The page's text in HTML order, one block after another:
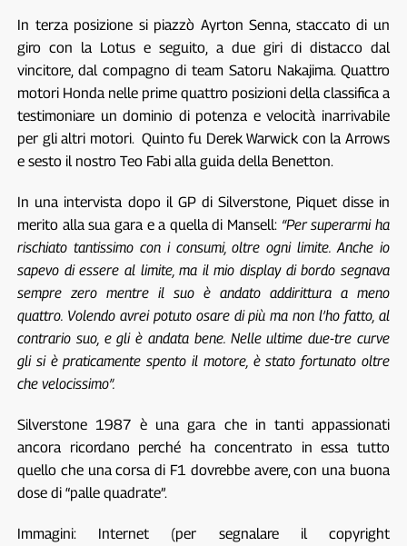
In terza posizione si piazzò Ayrton Senna, staccato di un
giro con la Lotus e seguito, a due giri di distacco dal
vincitore, dal compagno di team Satoru Nakajima. Quattro
motori Honda nelle prime quattro posizioni della classifica a
testimoniare un dominio di potenza e velocità inarrivabile
per gli altri motori. Quinto fu Derek Warwick con la Arrows
e sesto il nostro Teo Fabi alla guida della Benetton.
In una intervista dopo il GP di Silverstone, Piquet disse in
merito alla sua gara e a quella di Mansell: “Per superarmi ha
rischiato tantissimo con i consumi, oltre ogni limite. Anche io
sapevo di essere al limite, ma il mio display di bordo segnava
sempre zero mentre il suo è andato addirittura a meno
quattro. Volendo avrei potuto osare di più ma non l’ho fatto, al
contrario suo, e gli è andata bene. Nelle ultime due-tre curve
gli si è praticamente spento il motore, è stato fortunato oltre
che velocissimo”.
Silverstone 1987 è una gara che in tanti appassionati
ancora ricordano perché ha concentrato in essa tutto
quello che una corsa di F1 dovrebbe avere, con una buona
dose di “palle quadrate”.
Immagini: Internet (per segnalare il copyright